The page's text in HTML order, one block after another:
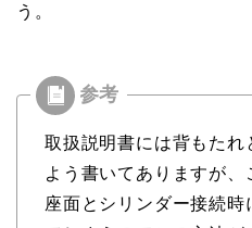
う。
取扱説明書には背もたれ
よう書いてありますが、
座面とシリンダー接続時